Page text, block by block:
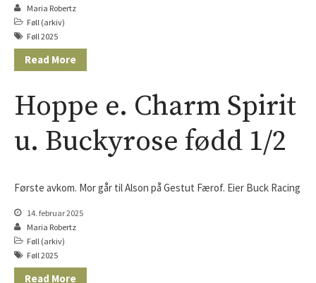
Maria Robertz
Føll (arkiv)
Føll 2025
Read More
Hoppe e. Charm Spirit
u. Buckyrose fødd 1/2
Første avkom. Mor går til Alson på Gestut Færof. Eier Buck Racing
14. februar 2025
Maria Robertz
Føll (arkiv)
Føll 2025
Read More